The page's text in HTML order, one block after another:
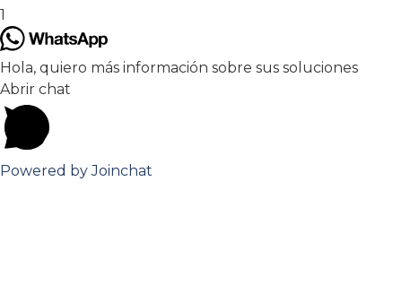
1
Hola, quiero más información sobre sus soluciones
Abrir chat
Powered byJoinchat